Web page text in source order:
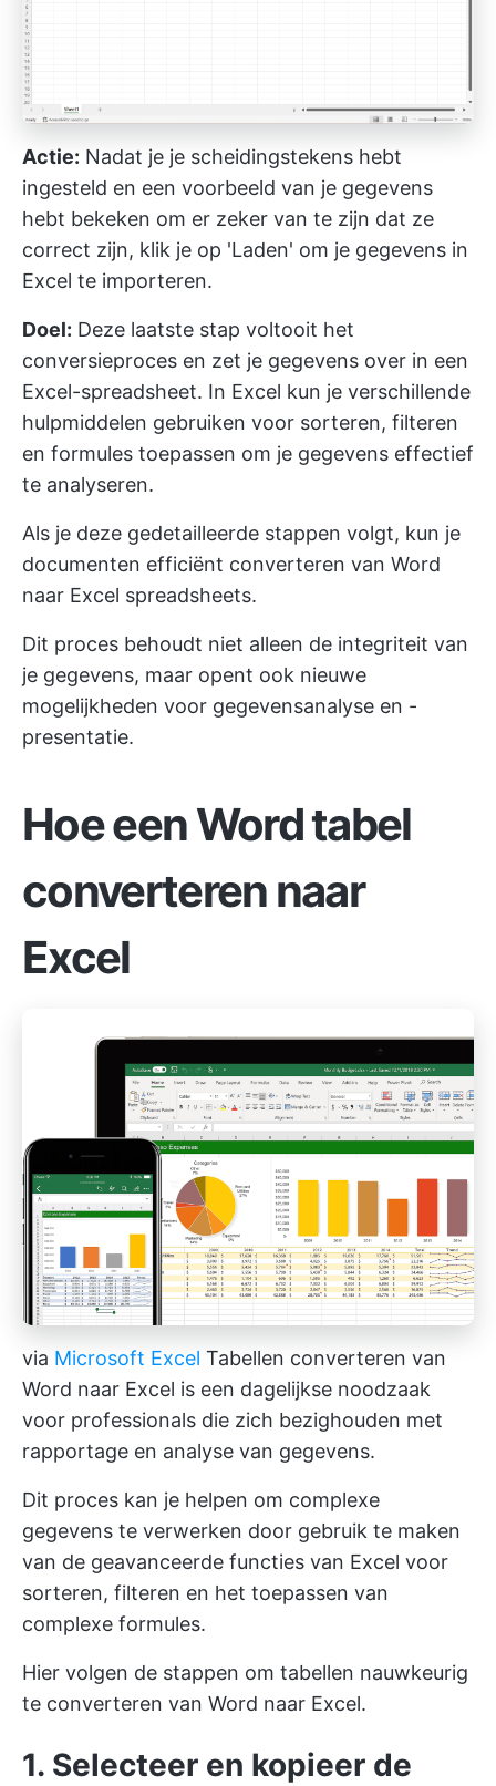
Actie: Nadat je je scheidingstekens hebt
ingesteld en een voorbeeld van je gegevens
hebt bekeken om er zeker van te zijn dat ze
correct zijn, klik je op 'Laden' om je gegevens in
Excel te importeren.
Doel: Deze laatste stap voltooit het
conversieproces en zet je gegevens over in een
Excel-spreadsheet. In Excel kun je verschillende
hulpmiddelen gebruiken voor sorteren, filteren
en formules toepassen om je gegevens effectief
te analyseren.
Als je deze gedetailleerde stappen volgt, kun je
documenten efficiënt converteren van Word
naar Excel spreadsheets.
Dit proces behoudt niet alleen de integriteit van
je gegevens, maar opent ook nieuwe
mogelijkheden voor gegevensanalyse en -
presentatie.
Hoe een Word tabel
converteren naar
Excel
via Microsoft Excel Tabellen converteren van
Word naar Excel is een dagelijkse noodzaak
voor professionals die zich bezighouden met
rapportage en analyse van gegevens.
Dit proces kan je helpen om complexe
gegevens te verwerken door gebruik te maken
van de geavanceerde functies van Excel voor
sorteren, filteren en het toepassen van
complexe formules.
Hier volgen de stappen om tabellen nauwkeurig
te converteren van Word naar Excel.
1. Selecteer en kopieer de